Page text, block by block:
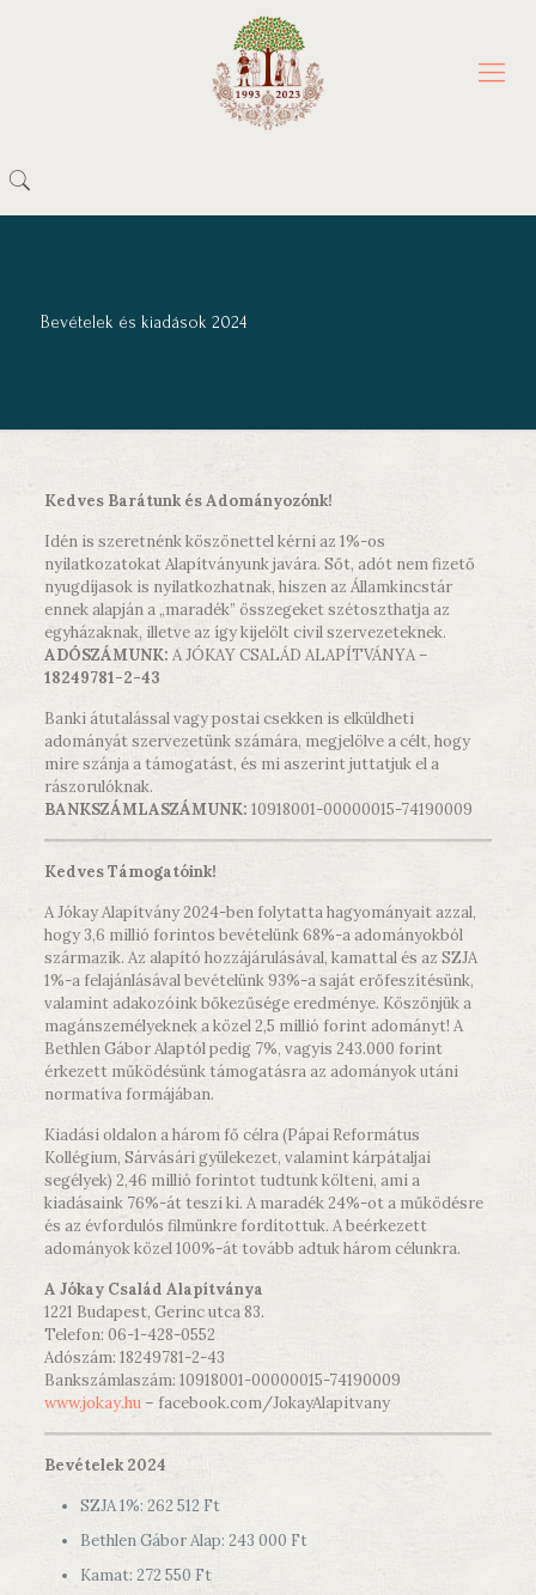
Bevételek és kiadások 2024
Kedves Barátunk és Adományozónk!
Idén is szeretnénk köszönettel kérni az 1%-os
nyilatkozatokat Alapítványunk javára. Sőt, adót nem fizető
nyugdíjasok is nyilatkozhatnak, hiszen az Államkincstár
ennek alapján a „maradék” összegeket szétoszthatja az
egyházaknak, illetve az így kijelölt civil szervezeteknek.
ADÓSZÁMUNK: A JÓKAY CSALÁD ALAPÍTVÁNYA –
18249781-2-43
Banki átutalással vagy postai csekken is elküldheti
adományát szervezetünk számára, megjelölve a célt, hogy
mire szánja a támogatást, és mi aszerint juttatjuk el a
rászorulóknak.
BANKSZÁMLASZÁMUNK: 10918001-00000015-74190009
Kedves Támogatóink!
A Jókay Alapítvány 2024-ben folytatta hagyományait azzal,
hogy 3,6 millió forintos bevételünk 68%-a adományokból
származik. Az alapító hozzájárulásával, kamattal és az SZJA
1%-a felajánlásával bevételünk 93%-a saját erőfeszítésünk,
valamint adakozóink bőkezűsége eredménye. Köszönjük a
magánszemélyeknek a közel 2,5 millió forint adományt! A
Bethlen Gábor Alaptól pedig 7%, vagyis 243.000 forint
érkezett működésünk támogatásra az adományok utáni
normatíva formájában.
Kiadási oldalon a három fő célra (Pápai Református
Kollégium, Sárvásári gyülekezet, valamint kárpátaljai
segélyek) 2,46 millió forintot tudtunk költeni, ami a
kiadásaink 76%-át teszi ki. A maradék 24%-ot a működésre
és az évfordulós filmünkre fordítottuk. A beérkezett
adományok közel 100%-át tovább adtuk három célunkra.
A Jókay Család Alapítványa
1221 Budapest, Gerinc utca 83.
Telefon: 06-1-428-0552
Adószám: 18249781-2-43
Bankszámlaszám: 10918001-00000015-74190009
www.jokay.hu – facebook.com/JokayAlapitvany
Bevételek 2024
SZJA 1%: 262 512 Ft
Bethlen Gábor Alap: 243 000 Ft
Kamat: 272 550 Ft